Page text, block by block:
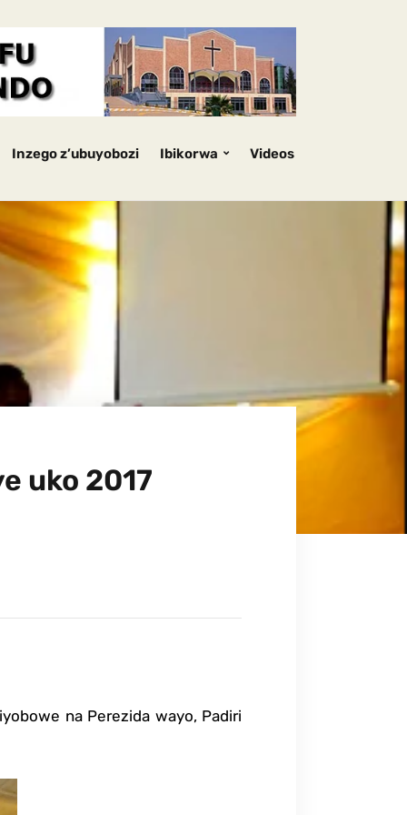
Inzego z’ubuyobozi Ibikorwa Videos
uko 2017
na Perezida wayo, Padiri